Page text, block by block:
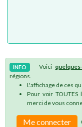
INFO Voici
régions.
L'affichage de ces
Pour voir TOUTES
merci de vous
Me connecter